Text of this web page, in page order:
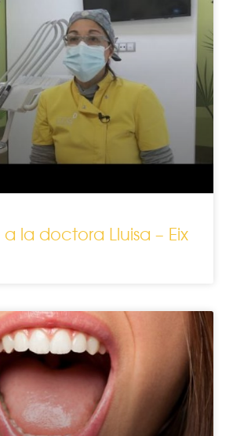
a la doctora Lluisa – Eix